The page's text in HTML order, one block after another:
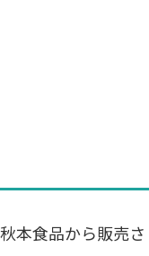
本食品から販売さ